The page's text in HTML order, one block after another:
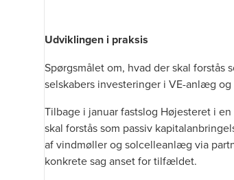
Udviklingen i praksis
Spørgsmålet om, hvad der skal
selskabers investeringer i VE-anlæg
Tilbage i januar fastslog Højesteret i en
skal forstås som passiv
af vindmøller og solcelleanlæg via
konkrete sag anset for tilfældet.